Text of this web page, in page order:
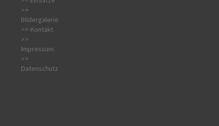
>>
Bildergalerie
>> Kontakt
>>
Impressum
>>
Datenschutz